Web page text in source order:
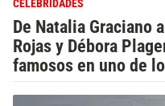
CELEBRIDADES
De Natalia Graciano
Rojas y Débora
famosos en uno de